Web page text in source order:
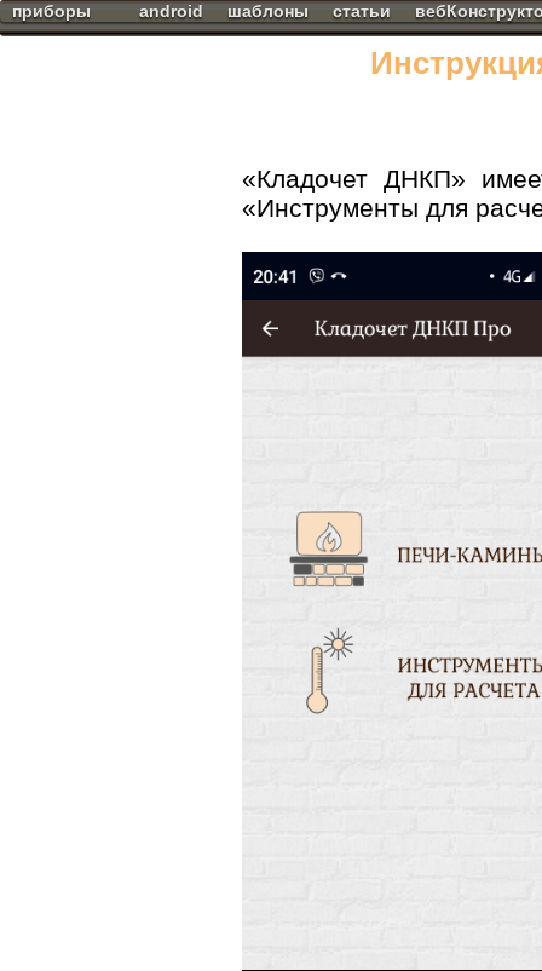
приборы android шаблоны статьи
«Кладочет ДНКП»
«Инструменты для